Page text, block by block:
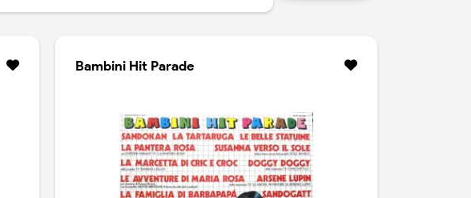
Bambini Hit Parade